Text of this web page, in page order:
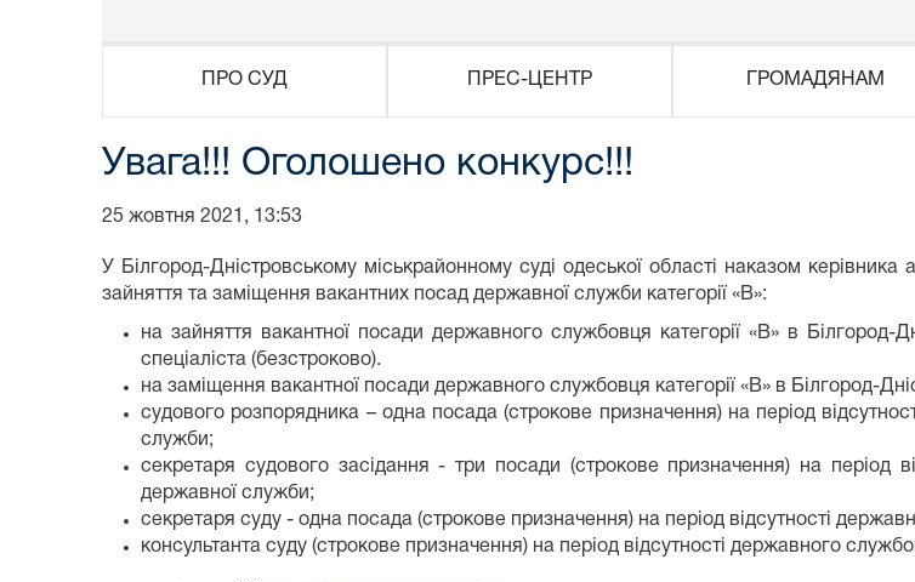
ПРО СУД ПРЕС-ЦЕНТР ГРОМАДЯНАМ
Увага!!! Оголошено конкурс!!!
25 жовтня 2021, 13:53
У Білгород-Дністровському міськрайонному суді одеської області наказом
зайняття та заміщення вакантних посад державної служби категорії «В»:
на зайняття вакантної посади державного службовця категорії «В» в Білгород-
спеціаліста (безстроково).
на заміщення вакантної посади державного службовця категорії «В» в Білгород-
судового розпорядника – одна посада (строкове призначення) на період
служби;
секретаря судового засідання - три посади (строкове призначення) на період
державної служби;
секретаря суду - одна посада (строкове призначення) на період відсутності
консультанта суду (строкове призначення) на період відсутності державного